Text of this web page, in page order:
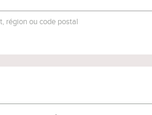
région ou code postal